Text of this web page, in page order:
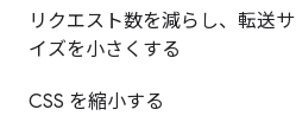
リクエスト数を減らし、転送サ
イズを小さくする
CSS を縮小する